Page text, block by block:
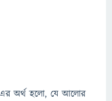
এর অর্থ হলো, যে আলোর